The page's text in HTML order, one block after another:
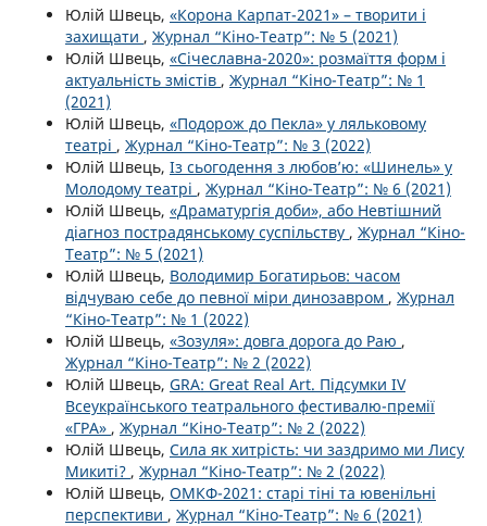
Юлій Швець, «Корона Карпат-2021» – творити і
захищати , Журнал “Кіно-Театр”: № 5 (2021)
Юлій Швець, «Січеславна-2020»: розмаїття форм і
актуальність змістів , Журнал “Кіно-Театр”: № 1
(2021)
Юлій Швець, «Подорож до Пекла» у ляльковому
театрі , Журнал “Кіно-Театр”: № 3 (2022)
Юлій Швець, Із сьогодення з любов’ю: «Шинель» у
Молодому театрі , Журнал “Кіно-Театр”: № 6 (2021)
Юлій Швець, «Драматургія доби», або Невтішний
діагноз пострадянському суспільству , Журнал “Кіно-
Театр”: № 5 (2021)
Юлій Швець, Володимир Богатирьов: часом
відчуваю себе до певної міри динозавром , Журнал
“Кіно-Театр”: № 1 (2022)
Юлій Швець, «Зозуля»: довга дорога до Раю ,
Журнал “Кіно-Театр”: № 2 (2022)
Юлій Швець, GRA: Great Real Art. Підсумки IV
Всеукраїнського театрального фестивалю-премії
«ГРА» , Журнал “Кіно-Театр”: № 2 (2022)
Юлій Швець, Сила як хитрість: чи заздримо ми Лису
Микиті? , Журнал “Кіно-Театр”: № 2 (2022)
Юлій Швець, ОМКФ-2021: старі тіні та ювенільні
перспективи , Журнал “Кіно-Театр”: № 6 (2021)